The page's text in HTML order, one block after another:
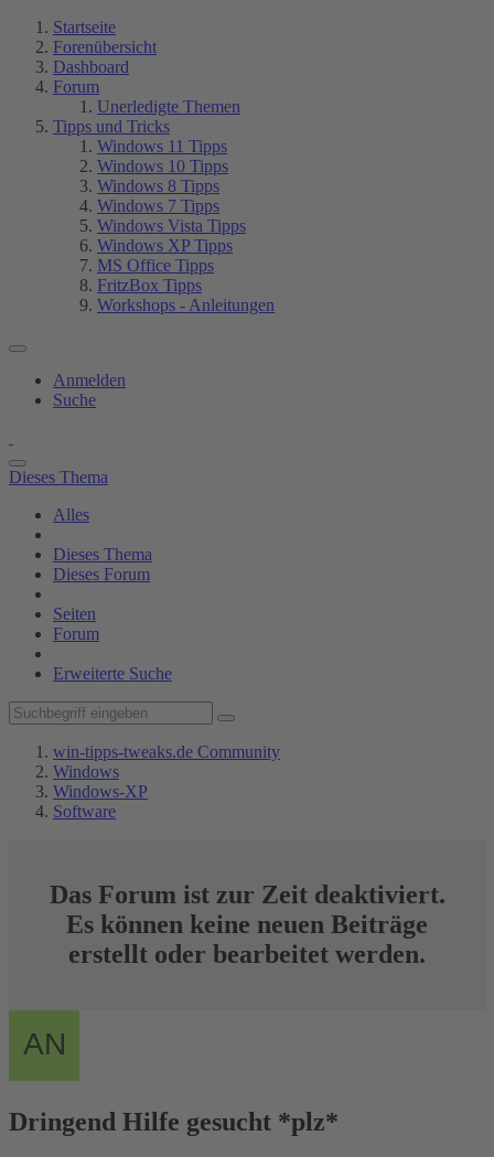
Startseite
Forenübersicht
Dashboard
Forum
Unerledigte Themen
Tipps und Tricks
Windows 11 Tipps
Windows 10 Tipps
Windows 8 Tipps
Windows 7 Tipps
Windows Vista Tipps
Windows XP Tipps
MS Office Tipps
FritzBox Tipps
Workshops - Anleitungen
Anmelden
Suche
Dieses Thema
Alles
Dieses Thema
Dieses Forum
Seiten
Forum
Erweiterte Suche
win-tipps-tweaks.de Community
Windows
Windows-XP
Software
Das Forum ist zur Zeit deaktiviert.
Es können keine neuen Beiträge
erstellt oder bearbeitet werden.
Dringend Hilfe gesucht *plz*